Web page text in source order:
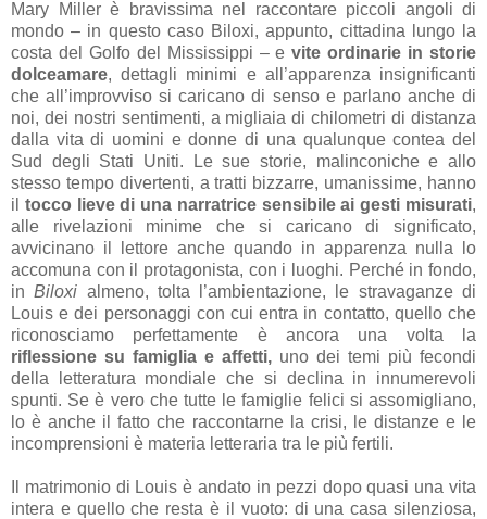
Mary Miller è bravissima nel raccontare piccoli angoli di
mondo – in questo caso Biloxi, appunto, cittadina lungo la
costa del Golfo del Mississippi – evite ordinarie in storie
dolceamare, dettagli minimi e all’apparenza insignificanti
che all’improvviso si caricano di senso e parlano anche di
noi, dei nostri sentimenti, a migliaia di chilometri di distanza
dalla vita di uomini e donne di una qualunque contea del
Sud degli Stati Uniti. Le sue storie, malinconiche e allo
stesso tempo divertenti, a tratti bizzarre, umanissime, hanno
il tocco lieve di una narratrice sensibile ai gesti misurati,
alle rivelazioni minime che si caricano di significato,
avvicinano il lettore anche quando in apparenza nulla lo
accomuna con il protagonista, con i luoghi. Perché in fondo,
inBiloxi almeno, tolta l’ambientazione, le stravaganze di
Louis e dei personaggi con cui entra in contatto, quello che
riconosciamo perfettamente è ancora una volta la
riflessione su famiglia e affetti, uno dei temi più fecondi
della letteratura mondiale che si declina in innumerevoli
spunti. Se è vero che tutte le famiglie felici si assomigliano,
lo è anche il fatto che raccontarne la crisi, le distanze e le
incomprensioni è materia letteraria tra le più fertili.
Il matrimonio di Louis è andato in pezzi dopo quasi una vita
intera e quello che resta è il vuoto: di una casa silenziosa,